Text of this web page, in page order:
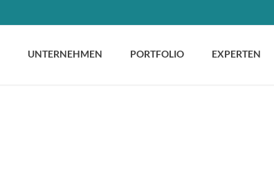
UNTERNEHMEN PORTFOLIO EXPERTEN